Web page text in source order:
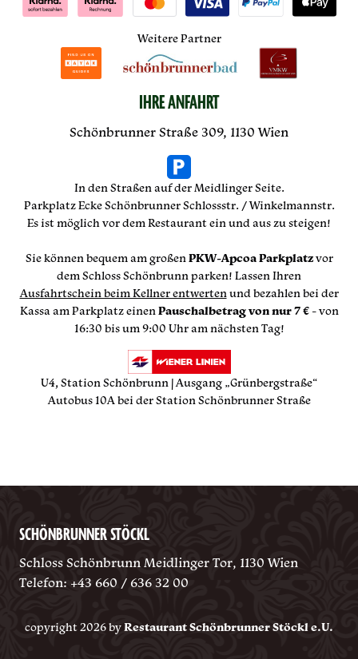
Weitere Partner
IHRE ANFAHRT
Schönbrunner Straße 309, 1130 Wien
In den Straßen auf der Meidlinger Seite.
Parkplatz Ecke Schönbrunner Schlossstr. / Winkelmannstr.
Es ist möglich vor dem Restaurant ein und aus zu steigen!
Sie können bequem am großenPKW-Apcoa Parkplatzvor
dem Schloss Schönbrunn parken! Lassen Ihren
Ausfahrtschein beim Kellner entwertenund bezahlen bei der
Kassa am Parkplatz einenPauschalbetrag von nur 7 €- von
16:30 bis um 9:00 Uhr am nächsten Tag!
U4, Station Schönbrunn | Ausgang „Grünbergstraße“
Autobus 10A bei der Station Schönbrunner Straße
SCHÖNBRUNNER STÖCKL
Schloss Schönbrunn Meidlinger Tor, 1130 Wien
Telefon: +43 660 / 636 32 00
copyright 2026 byRestaurant Schönbrunner Stöckl e.U.